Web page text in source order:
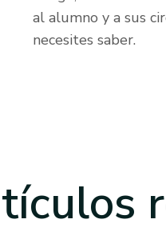
al alumno y a sus
necesites saber.